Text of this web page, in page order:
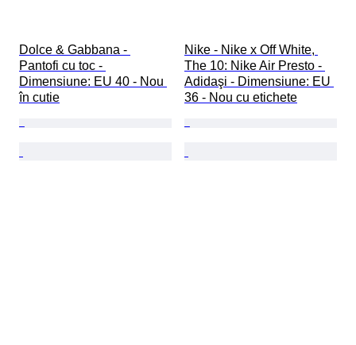
Dolce & Gabbana -
Pantofi cu toc -
Dimensiune: EU 40 - Nou
în cutie
Nike - Nike x Off White,
The 10: Nike Air Presto -
Adidaşi - Dimensiune: EU
36 - Nou cu etichete